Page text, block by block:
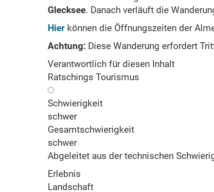
Glecksee. Danach verläuft die
Hier können die Öffnungszeiten der
Achtung: Diese Wanderung erfordert
Verantwortlich für diesen Inhalt
Ratschings Tourismus
Schwierigkeit
schwer
Gesamtschwierigkeit
schwer
Abgeleitet aus der technischen
Erlebnis
Landschaft